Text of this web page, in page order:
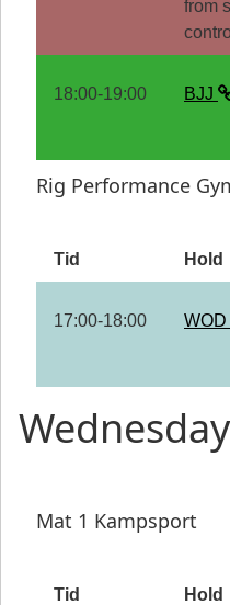
from
18:00-19:00 BJJ
Rig Performance
Tid Hold
17:00-18:00 WOD
Mat 1 Kampsport
Tid Hold